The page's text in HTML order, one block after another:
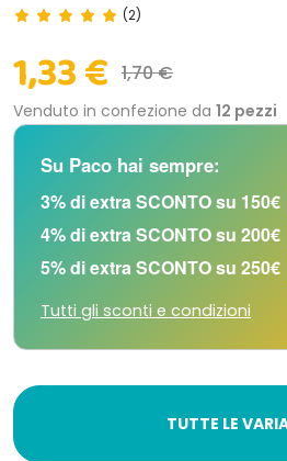
(2)
1,33 € 1,70 €
Venduto in confezione da 12 pezzi
Su Paco hai sempre:
3% di extra SCONTO su 150€
4% di extra SCONTO su 200€
5% di extra SCONTO su 250€
Tutti gli sconti e condizioni
TUTTE LE